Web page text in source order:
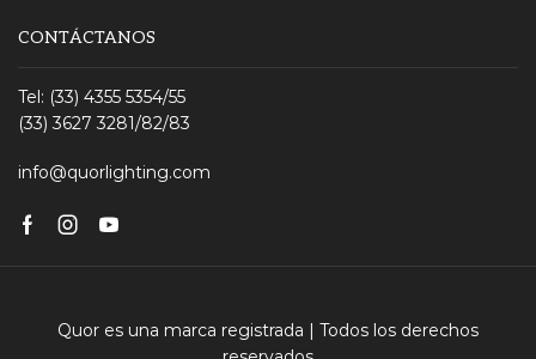
CONTÁCTANOS
Tel: (33) 4355 5354/55
(33) 3627 3281/82/83
info@quorlighting.com
Facebook
Instagram
Youtube
Quor es una marca registrada | Todos los derechos